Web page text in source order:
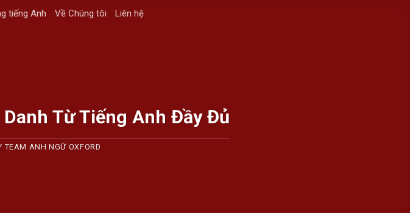
tiếng Anh Về Chúng tôi Liên hệ
Từ Tiếng Anh Đầy Đủ
TEAM ANH NGỮ OXFORD